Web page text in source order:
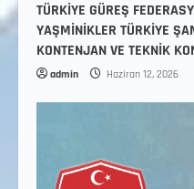
TÜRKİYE GÜREŞ
YAŞMİNİKLER TÜRKİYE
KONTENJAN VE TEKNİK
admin Haziran 12, 2026